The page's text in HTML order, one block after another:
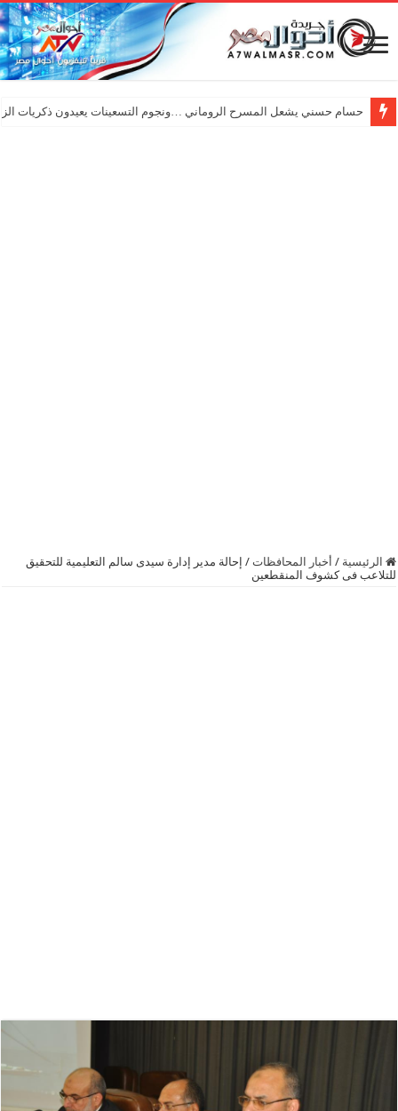
حسام حسني يشعل المسرح الروماني …ونجوم التسعينات يعيدون ذكريات
الرئيسية / أخبار المحافظات / إحالة مدير إدارة سيدى سالم التعليمية للتحقيق
للتلاعب فى كشوف المنقطعين